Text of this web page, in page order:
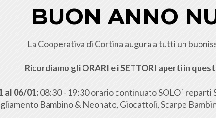
BUON ANNO
La Cooperativa di Cortina augura a tutti un
Ricordiamo gli ORARI e i SETTORI aperti in
al 06/01:08:30 - 19:30 orario continuato SOLO i
Bambino & Neonato, Giocattoli, Scarpe